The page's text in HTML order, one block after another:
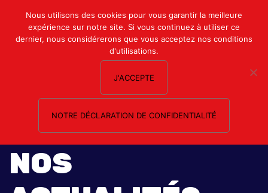
Mon compte
Nous contacter
NOS
Nous utilisons des cookies pour vous garantir la meilleure
expérience sur notre site. Si vous continuez à utiliser ce
dernier, nous considérerons que vous acceptez nos conditions
d'utilisations.
J'ACCEPTE
NOTRE DÉCLARATION DE CONFIDENTIALITÉ